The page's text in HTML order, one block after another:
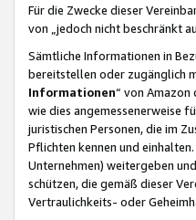
Für die Zwecke dieser
von „jedoch nicht beschränkt
Sämtliche Informationen in
bereitstellen oder zugänglich
Informationen“ von
wie dies angemessenerweise
juristischen Personen, die im
Pflichten kennen und
Unternehmen) weitergeben
schützen, die gemäß dieser
Vertraulichkeits- oder